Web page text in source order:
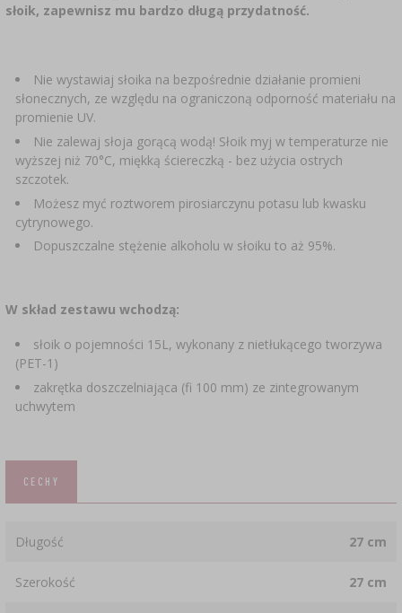
słoik, zapewnisz mu bardzo długą przydatność.
Nie wystawiaj słoika na bezpośrednie działanie promieni
słonecznych, ze względu na ograniczoną odporność materiału na
promienie UV.
Nie zalewaj słoja gorącą wodą! Słoik myj w temperaturze nie
wyższej niż 70°C, miękką ściereczką - bez użycia ostrych
szczotek.
Możesz myć roztworem pirosiarczynu potasu lub kwasku
cytrynowego.
Dopuszczalne stężenie alkoholu w słoiku to aż 95%.
W skład zestawu wchodzą:
słoik o pojemności 15L, wykonany z nietłukącego tworzywa
(PET-1)
zakrętka doszczelniająca (fi 100 mm) ze zintegrowanym
uchwytem
CECHY
Długość 27 cm
Szerokość 27 cm